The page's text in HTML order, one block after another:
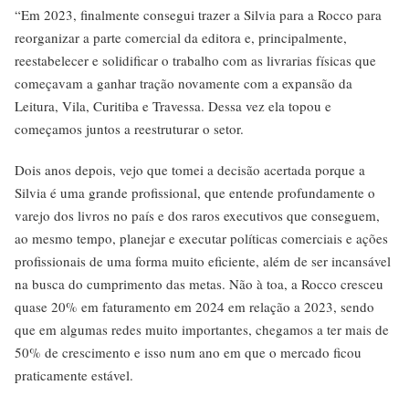
“Em 2023, finalmente consegui trazer a Silvia para a Rocco para
reorganizar a parte comercial da editora e, principalmente,
reestabelecer e solidificar o trabalho com as livrarias físicas que
começavam a ganhar tração novamente com a expansão da
Leitura, Vila, Curitiba e Travessa. Dessa vez ela topou e
começamos juntos a reestruturar o setor.
Dois anos depois, vejo que tomei a decisão acertada porque a
Silvia é uma grande profissional, que entende profundamente o
varejo dos livros no país e dos raros executivos que conseguem,
ao mesmo tempo, planejar e executar políticas comerciais e ações
profissionais de uma forma muito eficiente, além de ser incansável
na busca do cumprimento das metas. Não à toa, a Rocco cresceu
quase 20% em faturamento em 2024 em relação a 2023, sendo
que em algumas redes muito importantes, chegamos a ter mais de
50% de crescimento e isso num ano em que o mercado ficou
praticamente estável.